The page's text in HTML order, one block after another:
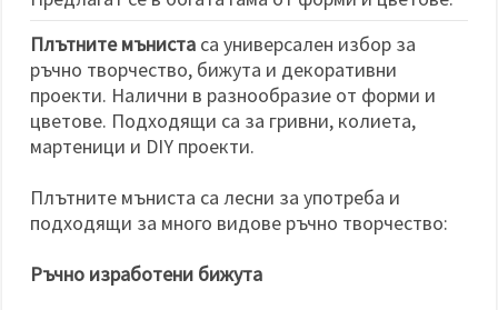
Плътните мъниста са универсален избор за
ръчно творчество, бижута и декоративни
проекти. Налични в разнообразие от форми и
цветове. Подходящи са за гривни, колиета,
мартеници и DIY проекти.
Плътните мъниста са лесни за употреба и
подходящи за много видове ръчно творчество:
Ръчно изработени бижута